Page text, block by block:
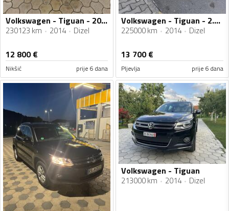
Volkswagen - Tiguan - 20 tdi
230123 km 2014 Dizel
12 800€
Nikšić prije 6 dana
Volkswagen - Tiguan - 2.0 TDI
225000 km 2014 Dizel
13 700€
Pljevlja prije 6 dana
Volkswagen - Tiguan
213000 km 2014 Dizel